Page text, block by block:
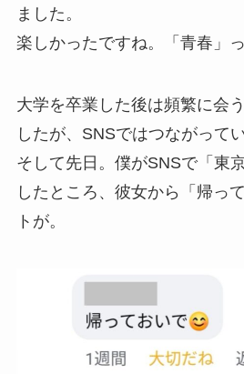
ました。
楽しかったですね。「青春」
大学を卒業した後は頻繁に会
したが、SNSではつながって
そして先日。僕がSNSで「東
したところ、彼女から「帰っ
トが。